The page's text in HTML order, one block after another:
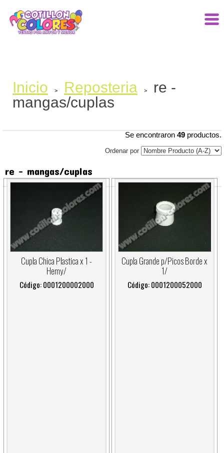
Inicio > Reposteria >
re -
mangas/cuplas
Se encontraron 49 productos.
Ordenar por
re - mangas/cuplas
Cupla Chica Plastica x 1 -
Hemy/
Código: 0001200002000
Cupla Grande p/Picos Borde x
1/
Código: 0001200052000